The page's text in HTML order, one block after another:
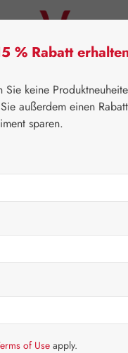
Lithium
Artikel auf
% Rabatt
keine
außerdem einen
sparen.
of Useapply.